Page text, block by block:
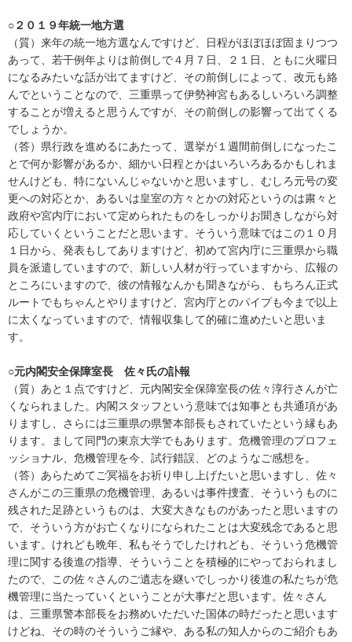
○２０１９年統一地方選
（質）来年の統一地方選なんですけど、日程がほぼほぼ固まりつつ
あって、若干例年よりは前倒しで４月７日、２１日、ともに火曜日
になるみたいな話が出てますけど、その前倒しによって、改元も絡
んでということなので、三重県って伊勢神宮もあるしいろいろ調整
することが増えると思うんですが、その前倒しの影響って出てくる
でしょうか。
（答）県行政を進めるにあたって、選挙が１週間前倒しになったこ
とで何か影響があるか、細かい日程とかはいろいろあるかもしれま
せんけども、特にないんじゃないかと思いますし、むしろ元号の変
更への対応とか、あるいは皇室の方々とかの対応というのは粛々と
政府や宮内庁において定められたものをしっかりお聞きしながら対
応していくということだと思います。そういう意味ではこの１０月
１日から、発表もしてありますけど、初めて宮内庁に三重県から職
員を派遣していますので、新しい人材が行っていますから、広報の
ところにいますので、彼の情報なんかも聞きながら、もちろん正式
ルートでもちゃんとやりますけど、宮内庁とのパイプも今まで以上
に太くなっていますので、情報収集して的確に進めたいと思いま
す。
○元内閣安全保障室長 佐々氏の訃報
（質）あと１点ですけど、元内閣安全保障室長の佐々淳行さんが亡
くなられました。内閣スタッフという意味では知事とも共通項があ
りますし、さらには三重県の県警本部長もされていたという縁もあ
ります。まして同門の東京大学でもあります。危機管理のプロフェ
ッショナル、危機管理を今、試行錯誤、どのようなご感想を。
（答）あらためてご冥福をお祈り申し上げたいと思いますし、佐々
さんがこの三重県の危機管理、あるいは事件捜査、そういうものに
残された足跡というものは、大変大きなものがあったと思いますの
で、そういう方がお亡くなりになられたことは大変残念であると思
います。けれども晩年、私もそうでしたけれども、そういう危機管
理に関する後進の指導、そういうことを積極的にやっておられまし
たので、この佐々さんのご遺志を継いでしっかり後進の私たちが危
機管理に当たっていくということが大事だと思います。佐々さん
は、三重県警本部長をお務めいただいた国体の時だったと思います
けどね、その時のそういうご縁や、ある私の知人からのご紹介もあ